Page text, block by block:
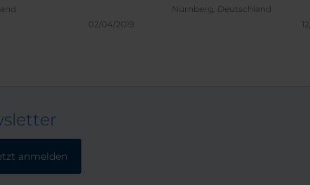
SUPER macht weiter
zum nächsten mal.02/04/2019
Nürnberg, Deutschland
anmelden